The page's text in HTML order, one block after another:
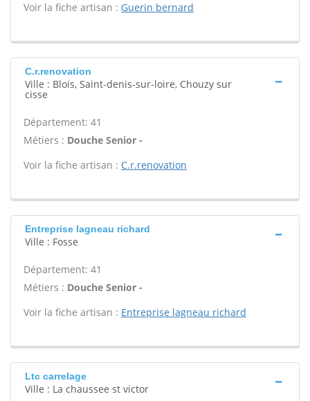
Voir la fiche artisan : Guerin bernard
C.r.renovation
Ville : Blois, Saint-denis-sur-loire, Chouzy sur
cisse
Département: 41
Métiers : Douche Senior -
Voir la fiche artisan : C.r.renovation
Entreprise lagneau richard
Ville : Fosse
Département: 41
Métiers : Douche Senior -
Voir la fiche artisan : Entreprise lagneau richard
Ltc carrelage
Ville : La chaussee st victor